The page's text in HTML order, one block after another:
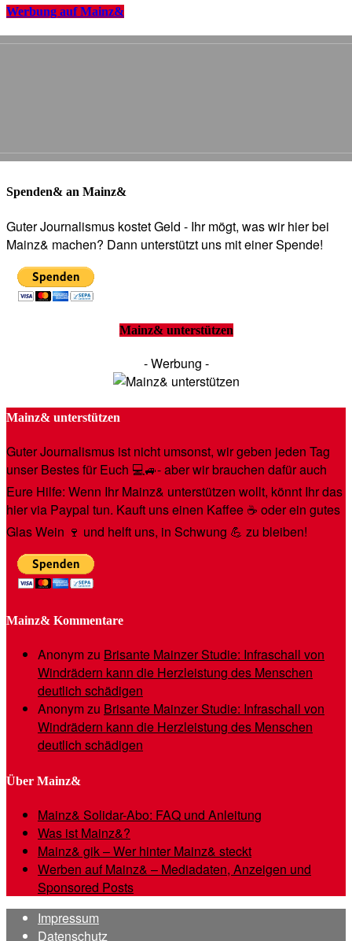
Werbung auf Mainz&
Spenden& an Mainz&
Guter Journalismus kostet Geld - Ihr mögt, was wir hier bei
Mainz& machen? Dann unterstützt uns mit einer Spende!
Mainz& unterstützen
- Werbung -
Mainz& unterstützen
Guter Journalismus ist nicht umsonst, wir geben jeden Tag
unser Bestes für Euch 💻🚙- aber wir brauchen dafür auch
Eure Hilfe: Wenn Ihr Mainz& unterstützen wollt, könnt Ihr das
hier via Paypal tun. Kauft uns einen Kaffee ☕️ oder ein gutes
Glas Wein 🍷 und helft uns, in Schwung 💪 zu bleiben!
Mainz& Kommentare
Anonymzu Brisante Mainzer Studie: Infraschall von
Windrädern kann die Herzleistung des Menschen
deutlich schädigen
Anonymzu Brisante Mainzer Studie: Infraschall von
Windrädern kann die Herzleistung des Menschen
deutlich schädigen
Über Mainz&
Mainz& Solidar-Abo: FAQ und Anleitung
Was ist Mainz&?
Mainz& gik – Wer hinter Mainz& steckt
Werben auf Mainz& – Mediadaten, Anzeigen und
Sponsored Posts
Impressum
Datenschutz